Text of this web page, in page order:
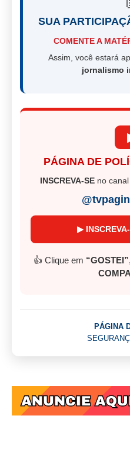
SUA
COMENTE A
Assim, você estará
jornalismo
PÁGINA DE
INSCREVA-SE no
▶
👍 Clique em “GOSTEI”
PÁGINA